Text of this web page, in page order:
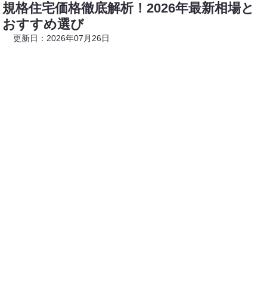
規格住宅価格徹底解析！2026年最新相場と
おすすめ選び
更新日：2026年07月26日